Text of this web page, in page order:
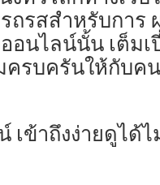
ถรสสำหรับการ
อนไลน์นั้น เต็ม
ครบครันให้กับค
เข้าถึงง่ายดูได้